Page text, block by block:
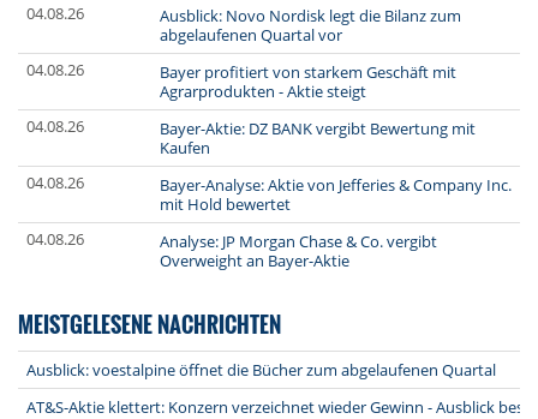
04.08.26
Ausblick: Novo Nordisk legt die Bilanz zum
abgelaufenen Quartal vor
04.08.26
Bayer profitiert von starkem Geschäft mit
Agrarprodukten - Aktie steigt
04.08.26
Bayer-Aktie: DZ BANK vergibt Bewertung mit
Kaufen
04.08.26
Bayer-Analyse: Aktie von Jefferies & Company Inc.
mit Hold bewertet
04.08.26
Analyse: JP Morgan Chase & Co. vergibt
Overweight an Bayer-Aktie
MEISTGELESENE NACHRICHTEN
Ausblick: voestalpine öffnet die Bücher zum abgelaufenen Quartal
AT&S-Aktie klettert: Konzern verzeichnet wieder Gewinn - Ausblick